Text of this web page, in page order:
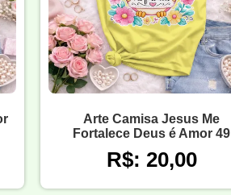
Arte Camisa Jesus Me
Fortalece Deus é Amor 49
R$: 20,00